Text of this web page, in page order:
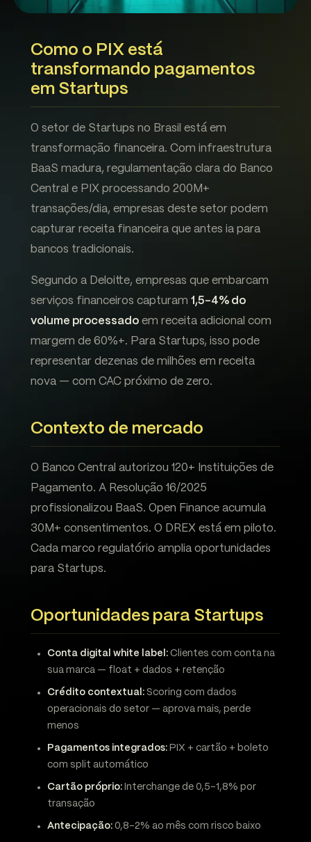
Como o PIX está
transformando pagamentos
em Startups
O setor de Startups no Brasil está em
transformação financeira. Com infraestrutura
BaaS madura, regulamentação clara do Banco
Central e PIX processando 200M+
transações/dia, empresas deste setor podem
capturar receita financeira que antes ia para
bancos tradicionais.
Segundo a Deloitte, empresas que embarcam
serviços financeiros capturam 1,5-4% do
volume processado em receita adicional com
margem de 60%+. Para Startups, isso pode
representar dezenas de milhões em receita
nova — com CAC próximo de zero.
Contexto de mercado
O Banco Central autorizou 120+ Instituições de
Pagamento. A Resolução 16/2025
profissionalizou BaaS. Open Finance acumula
30M+ consentimentos. O DREX está em piloto.
Cada marco regulatório amplia oportunidades
para Startups.
Oportunidades para Startups
Conta digital white label: Clientes com conta na
sua marca — float + dados + retenção
Crédito contextual: Scoring com dados
operacionais do setor — aprova mais, perde
menos
Pagamentos integrados: PIX + cartão + boleto
com split automático
Cartão próprio: Interchange de 0,5-1,8% por
transação
Antecipação: 0,8-2% ao mês com risco baixo